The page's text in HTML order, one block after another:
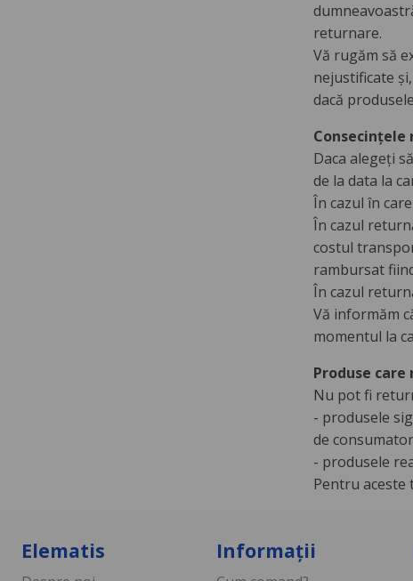
returnare.
Vă rugăm să
nejustificate
dacă
Daca alegeți
de la data la
În cazul în
În cazul
costul
rambursat
În cazul
Vă informăm
momentul la
Produse
Nu pot fi
- produsele
de
- produsele
Pentru aceste
Elematis Informații